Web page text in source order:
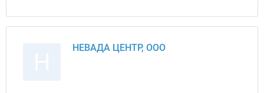
НЕВАДА ЦЕНТР, ООО